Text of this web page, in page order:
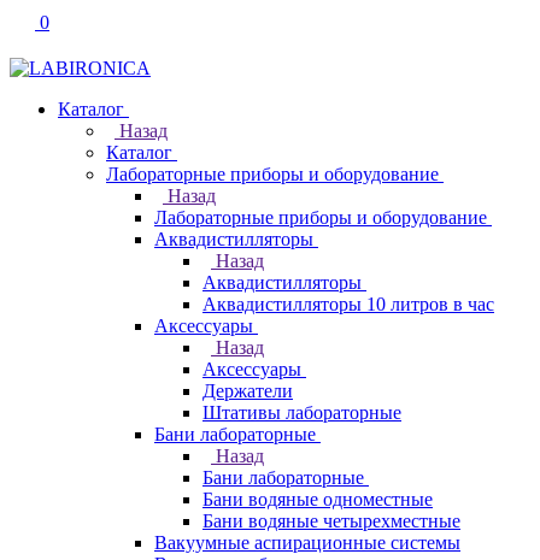
0
Каталог
Назад
Каталог
Лабораторные приборы и оборудование
Назад
Лабораторные приборы и оборудование
Аквадистилляторы
Назад
Аквадистилляторы
Аквадистилляторы 10 литров в час
Аксессуары
Назад
Аксессуары
Держатели
Штативы лабораторные
Бани лабораторные
Назад
Бани лабораторные
Бани водяные одноместные
Бани водяные четырехместные
Вакуумные аспирационные системы